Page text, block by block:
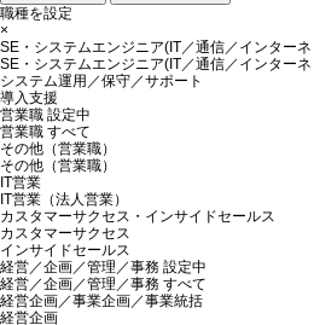
職種を設定
×
SE・システムエンジニア(IT／通信／インター
SE・システムエンジニア(IT／通信／インター
システム運用／保守／サポート
導入支援
営業職 設定中
営業職 すべて
その他（営業職）
その他（営業職）
IT営業
IT営業（法人営業）
カスタマーサクセス・インサイドセールス
カスタマーサクセス
インサイドセールス
経営／企画／管理／事務 設定中
経営／企画／管理／事務 すべて
経営企画／事業企画／事業統括
経営企画